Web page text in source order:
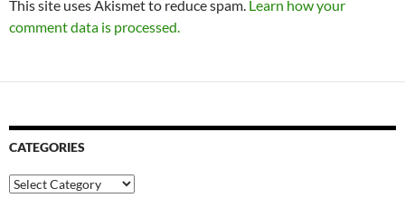
This site uses Akismet to reduce spam. Learn how your
comment data is processed.
CATEGORIES
Categories